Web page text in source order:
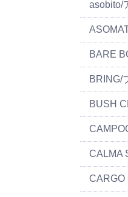
asobito/
BARE
ズ
BRING/
BUSH
フト
ーパーツ
CALMA
CARGO